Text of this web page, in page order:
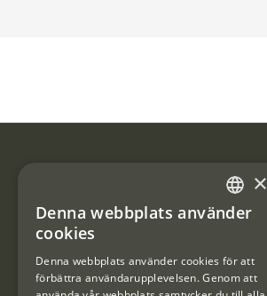
Vännäs Friluftbyxa
SWEDISH
×
Denna webbplats använder
cookies
Denna webbplats använder cookies för att
förbättra användarupplevelsen. Genom att